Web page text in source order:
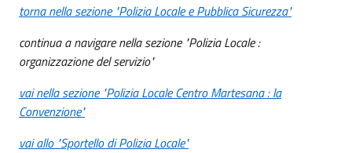
torna nella sezione "Polizia Locale e Pubblica Sicurezza"
continua a navigare nella sezione "Polizia Locale :
organizzazione del servizio"
vai nella sezione "Polizia Locale Centro Martesana : la
Convenzione"
vai allo "Sportello di Polizia Locale"